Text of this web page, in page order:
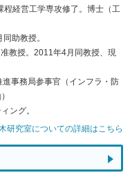
経営工学専攻修了。博士（工
助教授。
教授。2011年4月同教授、現
事務局参事官（インフラ・防
ング。
研究室についての詳細はこちら